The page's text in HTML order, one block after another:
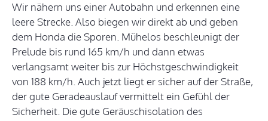
Wir nähern uns einer Autobahn und erkennen eine
leere Strecke. Also biegen wir direkt ab und geben
dem Honda die Sporen. Mühelos beschleunigt der
Prelude bis rund 165 km/h und dann etwas
verlangsamt weiter bis zur Höchstgeschwindigkeit
von 188 km/h. Auch jetzt liegt er sicher auf der Straße,
der gute Geradeauslauf vermittelt ein Gefühl der
Sicherheit. Die gute Geräuschisolation des